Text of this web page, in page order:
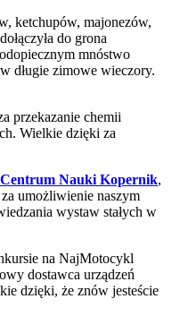
ketchupów, majonezów,
do grona
mnóstwo
długie zimowe wieczory.
przekazanie chemii
Wielkie dzięki za
Centrum Nauki Kopernik,
umożliwienie naszym
wystaw stałych w
na NajMotocykl
dostawca urządzeń
dzięki, że znów jesteście